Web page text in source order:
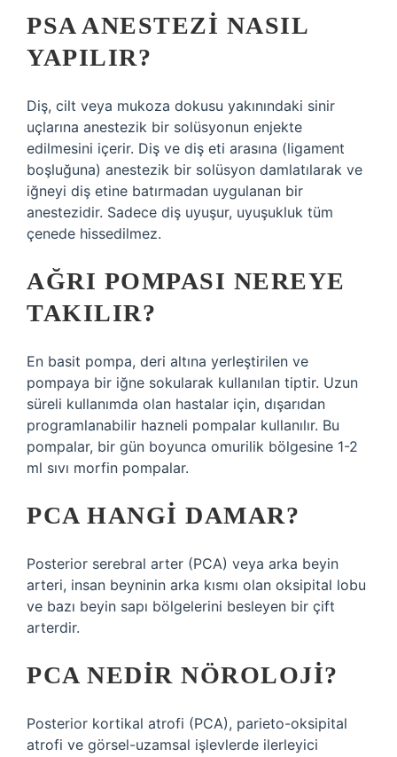
PSA ANESTEZI NASIL
YAPILIR?
Diş, cilt veya mukoza dokusu yakınındaki sinir
uçlarına anestezik bir solüsyonun enjekte
edilmesini içerir. Diş ve diş eti arasına (ligament
boşluğuna) anestezik bir solüsyon damlatılarak ve
iğneyi diş etine batırmadan uygulanan bir
anestezidir. Sadece diş uyuşur, uyuşukluk tüm
çenede hissedilmez.
AĞRI POMPASI NEREYE
TAKILIR?
En basit pompa, deri altına yerleştirilen ve
pompaya bir iğne sokularak kullanılan tiptir. Uzun
süreli kullanımda olan hastalar için, dışarıdan
programlanabilir hazneli pompalar kullanılır. Bu
pompalar, bir gün boyunca omurilik bölgesine 1-2
ml sıvı morfin pompalar.
PCA HANGI DAMAR?
Posterior serebral arter (PCA) veya arka beyin
arteri, insan beyninin arka kısmı olan oksipital lobu
ve bazı beyin sapı bölgelerini besleyen bir çift
arterdir.
PCA NEDIR NÖROLOJI?
Posterior kortikal atrofi (PCA), parieto-oksipital
atrofi ve görsel-uzamsal işlevlerde ilerleyici